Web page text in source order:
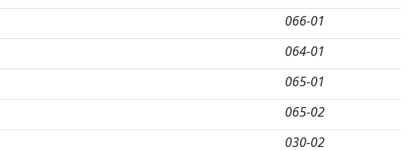
066-01
064-01
065-01
065-02
030-02